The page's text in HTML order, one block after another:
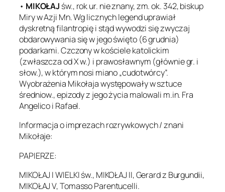
• MIKOŁAJ św., rok ur. nie znany, zm. ok. 342, biskup
Miry w Azji Mn. Wg licznych legend uprawiał
dyskretną filantropię i stąd wywodzi się zwyczaj
obdarowywania się w jego święto (6 grudnia)
podarkami. Czczony w kościele katolickim
(zwłaszcza od X w.) i prawosławnym (głównie gr. i
słow.), w którym nosi miano „cudotwórcy”.
Wyobrażenia Mikołaja występowały w sztuce
średniow., epizody z jego życia malowali m.in. Fra
Angelico i Rafael.
Informacja o imprezach rozrywkowych / znani
Mikołaje:
PAPIERZE:
MIKOŁAJ I WIELKI św., MIKOŁAJ II, Gerard z Burgundii,
MIKOŁAJ V, Tomasso Parentucelli.